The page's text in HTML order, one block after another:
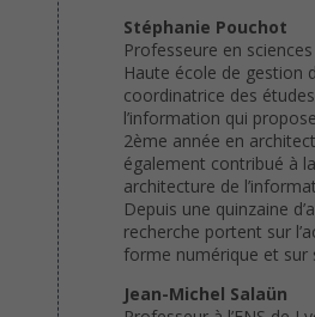
Stéphanie Pouchot
Professeure en
Haute école de gestion
coordinatrice des
l’information qui
2ème année en
également contribué à
architecture de
Depuis une quinzaine
recherche portent sur
forme numérique et sur
Jean-Michel Salaün